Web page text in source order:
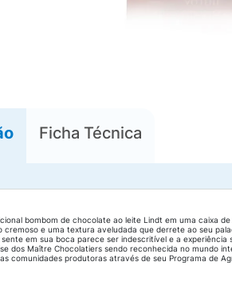
Ficha Técnica
bombom de chocolate ao leite Lindt em uma caixa
cremoso e uma textura aveludada que derrete ao seu
sente em sua boca parece ser indescritível e a
dos Maître Chocolatiers sendo reconhecida no mundo
comunidades produtoras através de seu Programa de